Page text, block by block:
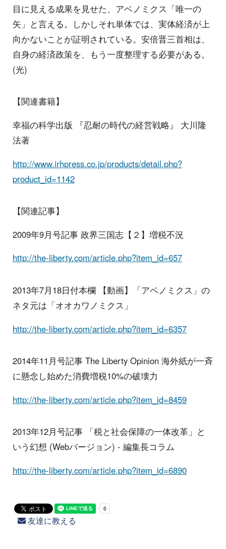
目に見える成果を見せた、アベノミクス「唯一の
矢」と言える。しかしそれ単体では、実体経済が上
向かないことが証明されている。安倍晋三首相は、
自身の経済政策を、もう一度整理する必要がある。
(光)
【関連書籍】
幸福の科学出版 『忍耐の時代の経営戦略』 大川隆
法著
http://www.irhpress.co.jp/products/detail.php?
product_id=1142
【関連記事】
2009年9月号記事 政界三国志【２】増税不況
http://the-liberty.com/article.php?item_id=657
2013年7月18日付本欄 【動画】「アベノミクス」の
ネタ元は「オオカワノミクス」
http://the-liberty.com/article.php?item_id=6357
2014年11月号記事 The Liberty Opinion 海外紙が一斉
に懸念し始めた消費増税10%の破壊力
http://the-liberty.com/article.php?item_id=8459
2013年12月号記事 「税と社会保障の一体改革」と
いう幻想 (Webバージョン) - 編集長コラム
http://the-liberty.com/article.php?item_id=6890
友達に教える